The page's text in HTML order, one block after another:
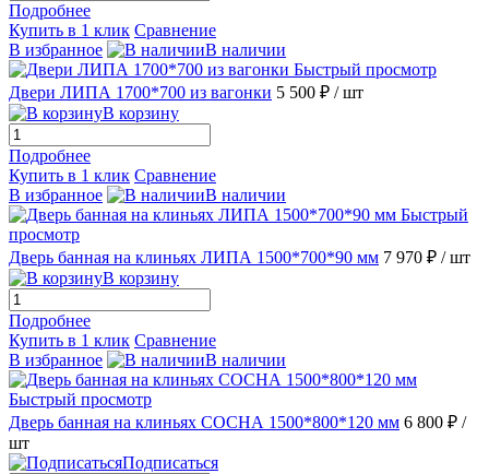
Подробнее
Купить в 1 клик Сравнение
В избранное
В наличии
Быстрый просмотр
Двери ЛИПА 1700*700 из вагонки 5 500 ₽ / шт
В корзину
Подробнее
Купить в 1 клик Сравнение
В избранное
В наличии
Быстрый
просмотр
Дверь банная на клиньях ЛИПА 1500*700*90 мм 7 970 ₽ / шт
В корзину
Подробнее
Купить в 1 клик Сравнение
В избранное
В наличии
Быстрый просмотр
Дверь банная на клиньях СОСНА 1500*800*120 мм 6 800 ₽ /
шт
Подписаться